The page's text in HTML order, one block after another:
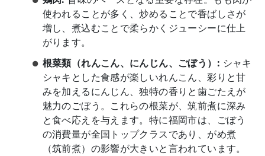
使われることが多く、炒めることで香ばしさが
増し、煮込むことで柔らかくジューシーに仕上
がります。
根菜類（れんこん、にんじん、ごぼう）: シャキ
シャキとした食感が楽しいれんこん、彩りと甘
みを加えるにんじん、独特の香りと歯ごたえが
魅力のごぼう。これらの根菜が、筑前煮に深み
と食べ応えを与えます。特に福岡市は、ごぼう
の消費量が全国トップクラスであり、がめ煮
（筑前煮）の影響が大きいと言われています。